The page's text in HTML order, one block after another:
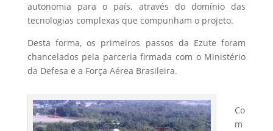
autonomia para o país, através do domínio das
tecnologias complexas que compunham o projeto.
Desta forma, os primeiros passos da Ezute foram
chancelados pela parceria firmada com o Ministério
da Defesa e a Força Aérea Brasileira.
Co
m